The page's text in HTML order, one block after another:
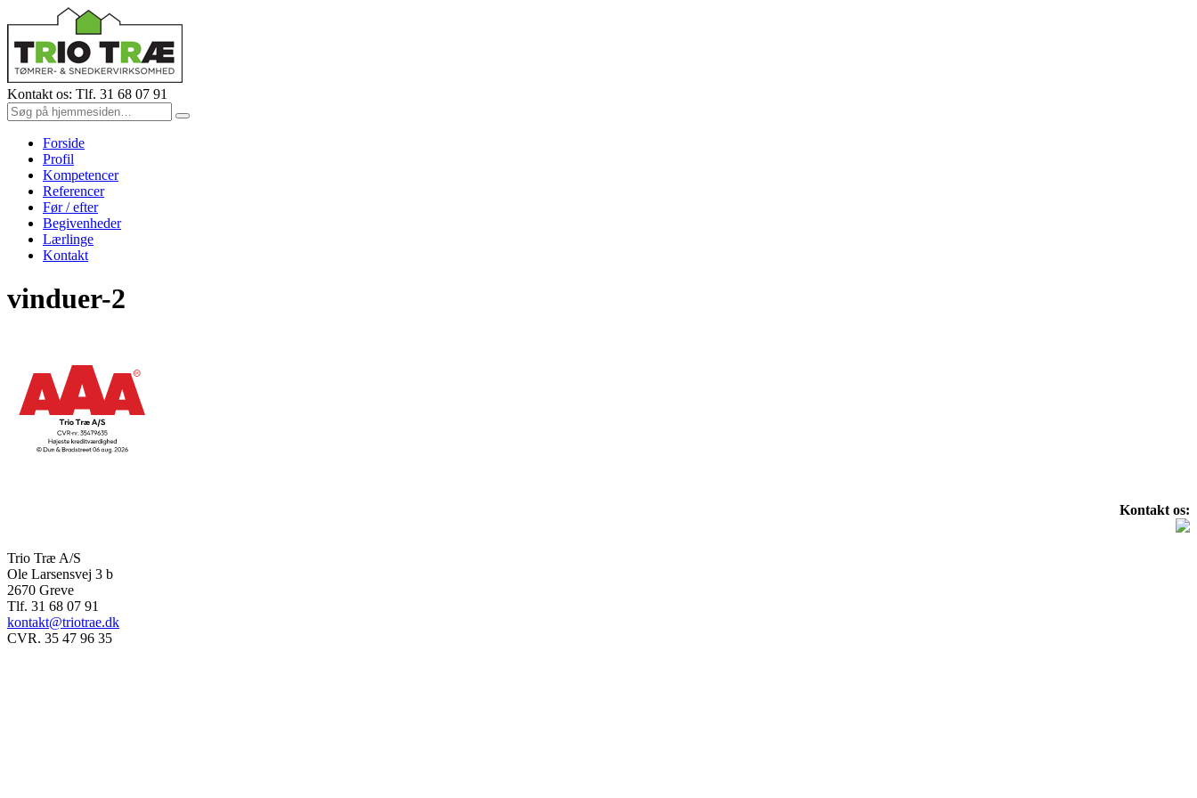
Kontakt os: Tlf. 31 68 07 91
Forside
Profil
Kompetencer
Referencer
Før / efter
Begivenheder
Lærlinge
Kontakt
vinduer-2
Kontakt os:
Trio Træ A/S
Ole Larsensvej 3 b
2670 Greve
Tlf. 31 68 07 91
kontakt@triotrae.dk
CVR. 35 47 96 35